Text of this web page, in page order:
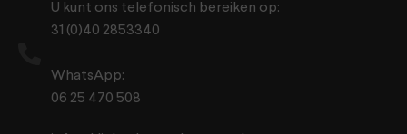
U kunt ons telefonisch bereiken op:
31 (0)40 2853340
WhatsApp:
06 25 470 508